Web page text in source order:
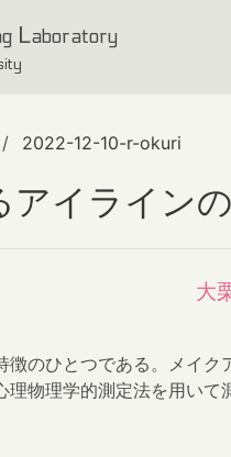
Laboratory
2022-12-10-r-okuri
アイライン
大
のひとつである。メイ
物理学的測定法を用いて